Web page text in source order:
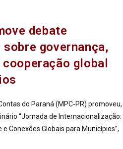
debate
governança,
global
do Paraná (MPC‑PR) promoveu,
“Jornada de Internacionalização:
Conexões Globais para Municípios”,